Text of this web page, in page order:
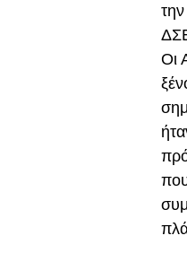
Οι